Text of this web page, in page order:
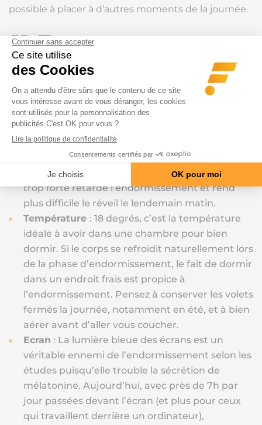
possible à placer à d’autres moments de la journée.
Les astuces du
quotidien
Luminosité: Avant le coucher, privilégiez une
atmosphère calme et une lumière tamisée.
Baisser l’intensité de la lumière favorise la
sécrétion de la mélatonine aussi appelé
hormone du sommeil. A l’inverse, une lumière
trop forte retarde l’endormissement et rend
plus difficile le réveil le lendemain matin.
Température : 18 degrés, c’est la température
idéale à avoir dans une chambre pour bien
dormir. Si le corps se refroidit naturellement lors
de la phase d’endormissement, le fait de dormir
dans un endroit frais est propice à
l’endormissement. Pensez à conserver les volets
fermés la journée, notamment en été, et à bien
aérer avant d’aller vous coucher.
Ecran : La lumière bleue des écrans est un
véritable ennemi de l’endormissement selon les
études puisqu’elle trouble la sécrétion de
mélatonine. Aujourd’hui, avec près de 7h par
jour passées devant l’écran (et plus pour ceux
qui travaillent derrière un ordinateur),